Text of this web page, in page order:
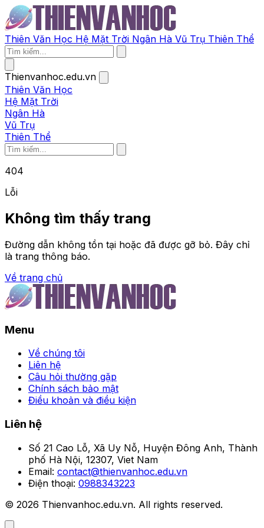
Thiên Văn Học Hệ Mặt Trời Ngân Hà Vũ Trụ Thiên Thể
Thienvanhoc.edu.vn
Thiên Văn Học
Hệ Mặt Trời
Ngân Hà
Vũ Trụ
Thiên Thể
404
Lỗi
Không tìm thấy trang
Đường dẫn không tồn tại hoặc đã được gỡ bỏ. Đây chỉ
là trang thông báo.
Về trang chủ
Trang chủ
Bộ sưu tập chibi nam đa
phong cách và cực kỳ
cuốn hút
•
Menu
Về chúng tôi
Liên hệ
Câu hỏi thường gặp
Chính sách bảo mật
Điều khoản và điều kiện
Liên hệ
Số 21 Cao Lỗ, Xã Uy Nỗ, Huyện Đông Anh, Thành
phố Hà Nội, 12307, Viet Nam
Email: contact@thienvanhoc.edu.vn
Điện thoại: 0988343223
© 2026 Thienvanhoc.edu.vn. All rights reserved.